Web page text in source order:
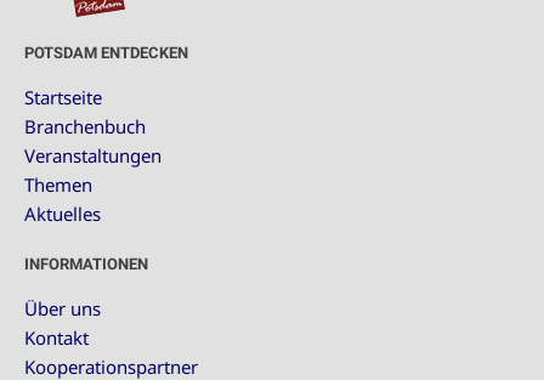
POTSDAM ENTDECKEN
Startseite
Branchenbuch
Veranstaltungen
Themen
Aktuelles
INFORMATIONEN
Über uns
Kontakt
Kooperationspartner